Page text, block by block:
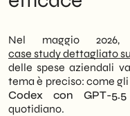
in contesti B2B
irrisolte
Next
integrare
pochi minuti,
sviluppo.
Tuttavia, il caso
di velocità. È,
dimostrazione
in processi già
Nel maggio
case study dettagliato
delle spese aziendali
tema è preciso: come
Codex con GPT-5.5
quotidiano.